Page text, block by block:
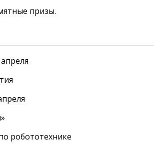
призы.
робототехнике